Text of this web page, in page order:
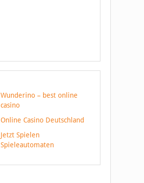
Wunderino – best online
casino
Online Casino Deutschland
Jetzt Spielen
Spieleautomaten